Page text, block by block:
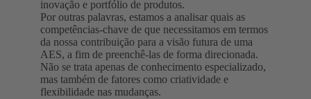
inovação e portfólio de produtos.
Por outras palavras, estamos a analisar quais as
competências-chave de que necessitamos em termos
da nossa contribuição para a visão futura de uma
AES, a fim de preenchê-las de forma direcionada.
Não se trata apenas de conhecimento especializado,
mas também de fatores como criatividade e
flexibilidade nas mudanças.